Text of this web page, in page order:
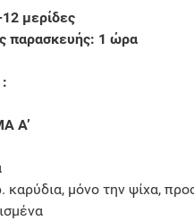
12 μερίδες
παρασκευής: 1 ώρα
Α’
καρύδια, μόνο την ψίχα,